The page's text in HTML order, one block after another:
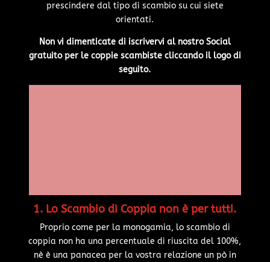
prescindere dal tipo di scambio su cui siete
orientati.
Non vi dimenticate di iscrivervi al nostro Social
gratuito per le coppie scambiste cliccando il logo di
seguito.
1. Lo Scambio di Coppia non è per tutti.
Proprio come per la monogamia, lo scambio di
coppia non ha una percentuale di riuscita del 100%,
nè è una panacea per la vostra relazione un pò in